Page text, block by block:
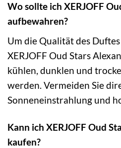
Wo sollte ich XERJOFF
aufbewahren?
Um die Qualität des
XERJOFF Oud Stars
kühlen, dunklen und
werden. Vermeiden Sie
Sonneneinstrahlung und
Kann ich XERJOFF Oud
kaufen?